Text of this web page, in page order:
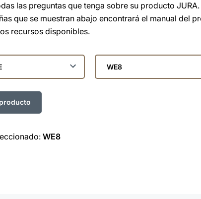
las preguntas que tenga sobre su producto
que se muestran abajo encontrará el manual del
recursos disponibles.
modelo
WE8